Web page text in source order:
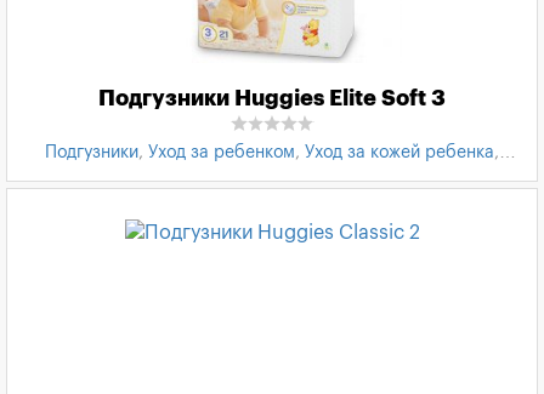
Подгузники Huggies Elite Soft 3
Подгузники, Уход за ребенком, Уход за кожей ребенка,